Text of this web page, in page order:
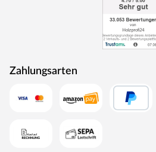
Zahlungsarten